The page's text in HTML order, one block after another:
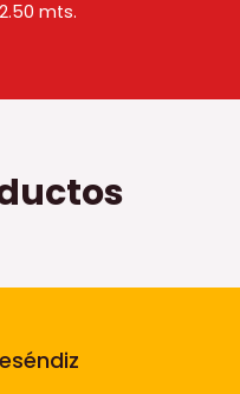
2.50 mts.